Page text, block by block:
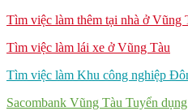
Tìm việc làm thêm tại nhà ở Vũng
Tìm việc làm lái xe ở Vũng Tàu
Tìm việc làm Khu công nghiệp
Sacombank Vũng Tàu Tuyển dụng